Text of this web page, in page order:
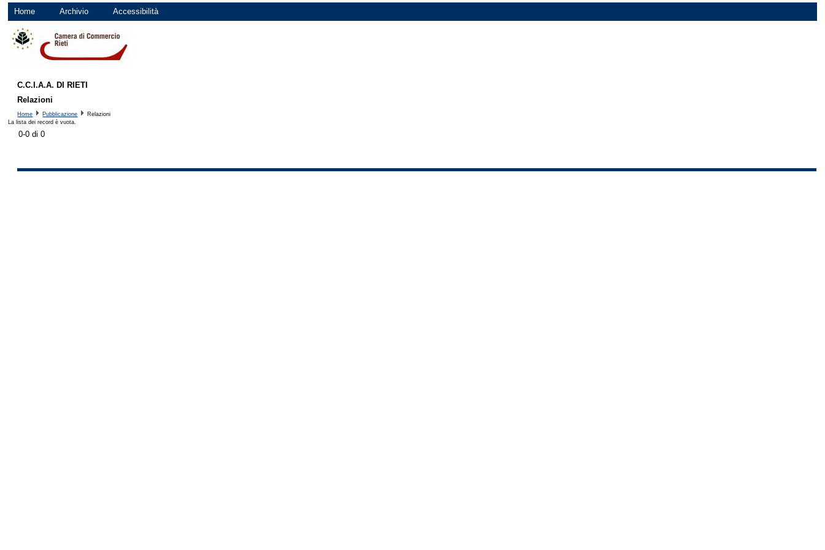
Home Archivio Accessibilità
C.C.I.A.A. DI RIETI
Relazioni
Home Pubblicazione
Relazioni
La lista dei record è vuota.
0-0 di 0